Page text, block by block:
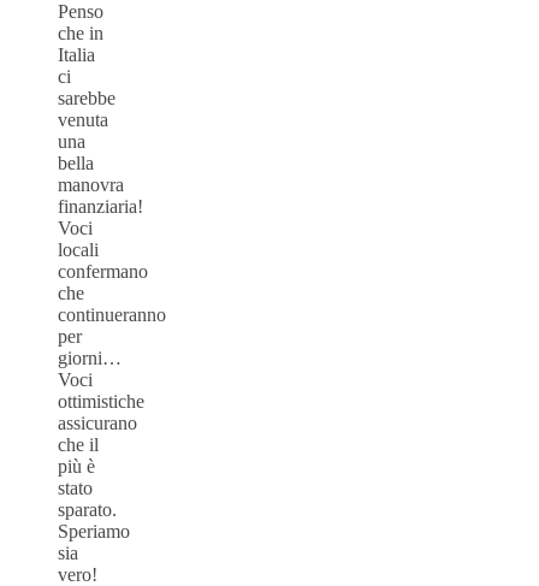
Penso
che in
Italia
ci
sarebbe
venuta
una
bella
manovra
finanziaria!
Voci
locali
confermano
che
continueranno
per
giorni…
Voci
ottimistiche
assicurano
che il
più è
stato
sparato.
Speriamo
sia
vero!